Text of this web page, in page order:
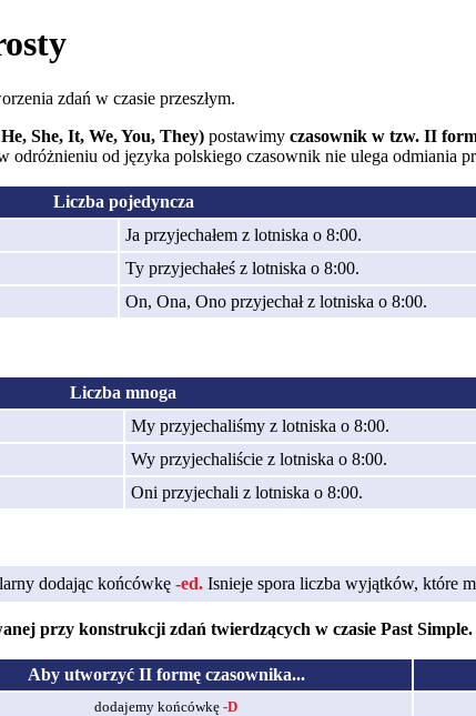
zdań w czasie przeszłym.
She, It, We, You, They) postawimy czasownik w tzw. II
od języka polskiego czasownik nie ulega odmiania
Liczba pojedyncza
Ja przyjechałem z lotniska o 8:00.
Ty przyjechałeś z lotniska o 8:00.
On, Ona, Ono przyjechał z lotniska o 8:00.
Liczba mnoga
My przyjechaliśmy z lotniska o 8:00.
Wy przyjechaliście z lotniska o 8:00.
Oni przyjechali z lotniska o 8:00.
dodając końcówkę -ed. Isnieje spora liczba wyjątków, które
przy konstrukcji zdań twierdzących w czasie Past Simple.
Aby utworzyć II formę czasownika...
dodajemy końcówkę -D